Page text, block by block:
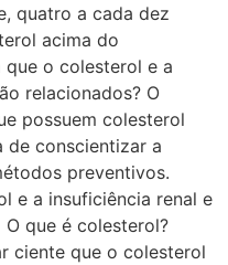
quatro a cada dez
acima do
que o colesterol e a
relacionados? O
possuem colesterol
conscientizar a
preventivos.
e a insuficiência renal e
que é colesterol?
ciente que o colesterol